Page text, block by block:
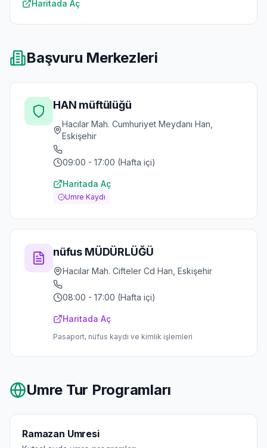
Haritada Aç
Başvuru Merkezleri
HAN müftülüğü
Hacılar Mah. Cumhuriyet Meydanı Han,
Eskişehir
09:00 - 17:00 (Hafta içi)
Haritada Aç
Umre Kaydı
nüfus MÜDÜRLÜĞÜ
Hacılar Mah. Cifteler Cd Han, Eskişehir
08:00 - 17:00 (Hafta içi)
Haritada Aç
Pasaport, nüfus kaydı ve kimlik işlemleri
Umre Tur Programları
Ramazan Umresi